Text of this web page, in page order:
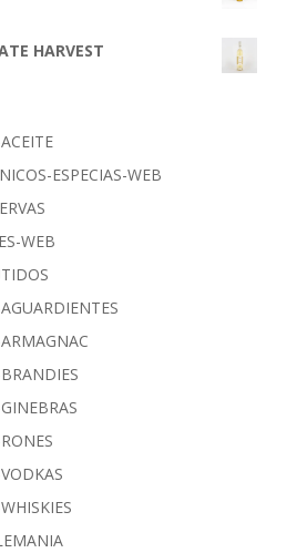
HARVEST
ESPECIAS-WEB
WEB